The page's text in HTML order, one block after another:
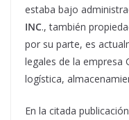
estaba bajo
INC., también
por su parte, es
legales de la empresa
logística,
En la citada